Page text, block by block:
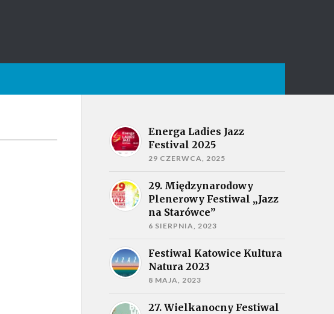
Energa Ladies Jazz
Festival 2025
29 CZERWCA, 2025
29. Międzynarodowy
Plenerowy Festiwal „Jazz
na Starówce”
6 SIERPNIA, 2023
Festiwal Katowice Kultura
Natura 2023
8 MAJA, 2023
27. Wielkanocny Festiwal